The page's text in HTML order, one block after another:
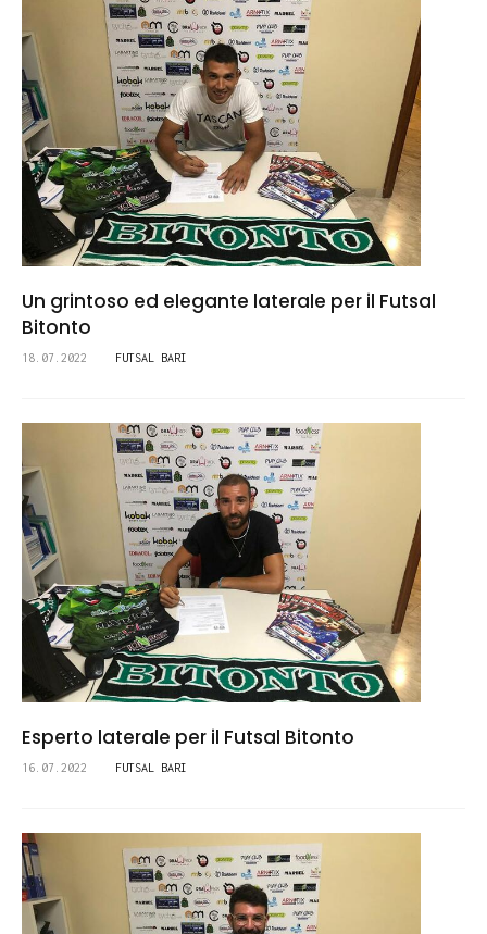
Un grintoso ed elegante laterale per il Futsal
Bitonto
18.07.2022 FUTSAL BARI
Esperto laterale per il Futsal Bitonto
16.07.2022 FUTSAL BARI